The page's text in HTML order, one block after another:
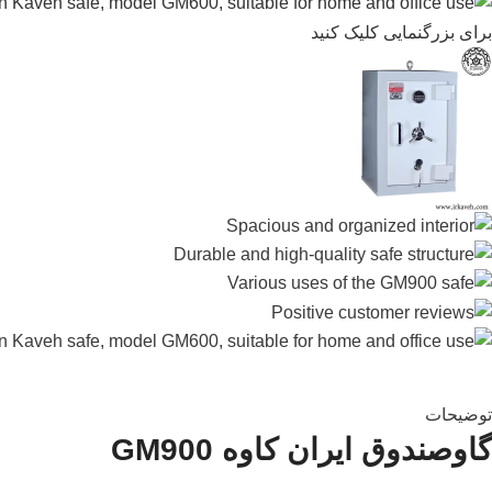
برای بزرگنمایی کلیک کنید
توضیحات
گاوصندوق ایران کاوه GM900